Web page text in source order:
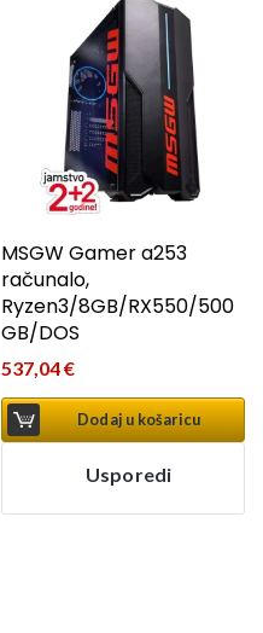
MSGW Gamer a253
računalo,
Ryzen3/8GB/RX550/500
GB/DOS
537,04€
Dodaj u košaricu
Usporedi